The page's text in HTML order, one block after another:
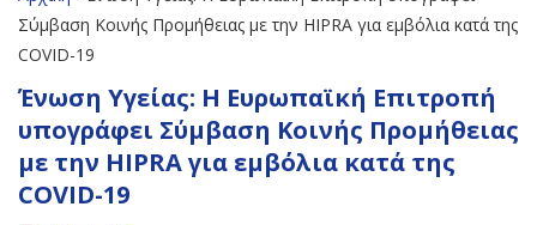
Είστε
εδώ
Σύμβαση Κοινής Προμήθειας με την HIPRA για εμβόλια κατά της
COVID-19
Back
to
top
Ένωση Υγείας: Η Ευρωπαϊκή Επιτροπή
υπογράφει Σύμβαση Κοινής Προμήθειας
με την HIPRA για εμβόλια κατά της
COVID-19